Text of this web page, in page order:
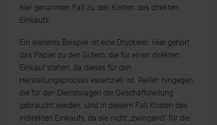
hier genannten Fall zu den Kosten des direkten
Einkaufs.
Ein weiteres Beispiel ist eine Druckerei. Hier gehört
das Papier zu den Gütern, die für einen direkten
Einkauf stehen, da dieses für den
Herstellungsprozess essenziell ist. Reifen hingegen,
die für den Dienstwagen der Geschäftsleitung
gebraucht werden, sind in diesem Fall Kosten des
indirekten Einkaufs, da sie nicht „zwingend“ für die